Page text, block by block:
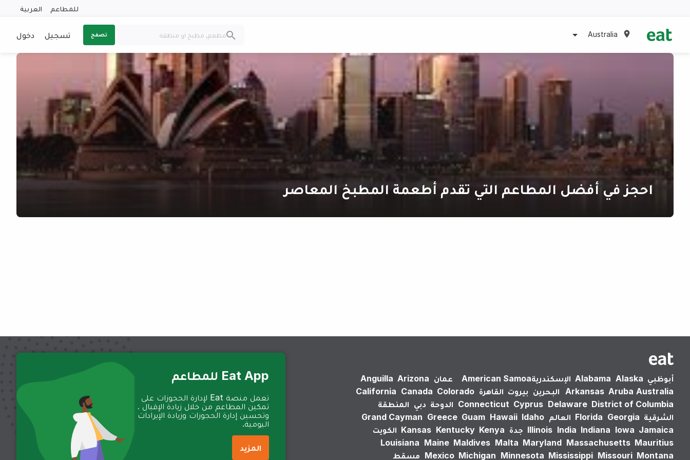
للمطاعم العربية
Australia تصفح تسجيل دخول
احجز في أفضل المطاعم التي تقدم أطعمة المطبخ المعاصر
أبوظبي Alabama Alaska الإسكندرية‎American Samoa عمان Anguilla Arizona
Arkansas Aruba Australia البحرين بيروت القاهرة California Canada Colorado
Connecticut Cyprus Delaware District of Columbia الدوحة دبي المنطقة
الشرقية
Florida Georgia العالم Grand Cayman Greece Guam Hawaii Idaho
Illinois India Indiana Iowa Jamaica جدة Kansas Kentucky Kenya
الكويت
Louisiana Maine Maldives Malta Maryland Massachusetts Mauritius
Mexico Michigan Minnesota Mississippi Missouri Montana مسقط
Eat App للمطاعم
تعمل منصة Eat لإدارة الحجوزات على
تمكين المطاعم من خلال زيادة الإقبال ،
وتحسين إدارة الحجوزات وزيادة الإيرادات
اليومية.
المزيد